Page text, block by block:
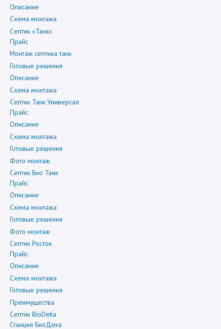
Описание
Схема монтажа
Септик «Танк»
Прайс
Монтаж септика танк
Готовые решения
Описание
Схема монтажа
Септик Танк Универсал
Прайс
Описание
Схема монтажа
Готовые решения
Фото монтаж
Септик Био Танк
Прайс
Описание
Схема монтажа
Готовые решения
Фото монтаж
Септик Росток
Прайс
Описание
Схема монтажа
Готовые решения
Преимущества
Септик BioDeka
Станция БиоДека